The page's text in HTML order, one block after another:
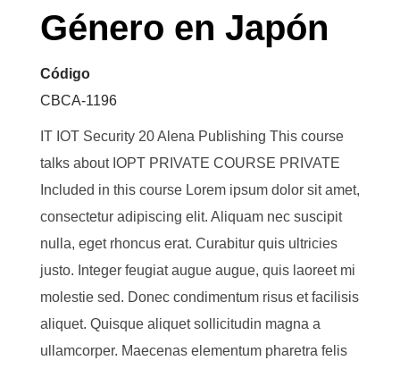
Género en Japón
Código
CBCA-1196
IT IOT Security 20 Alena Publishing This course
talks about IOPT PRIVATE COURSE PRIVATE
Included in this course Lorem ipsum dolor sit amet,
consectetur adipiscing elit. Aliquam nec suscipit
nulla, eget rhoncus erat. Curabitur quis ultricies
justo. Integer feugiat augue augue, quis laoreet mi
molestie sed. Donec condimentum risus et facilisis
aliquet. Quisque aliquet sollicitudin magna a
ullamcorper. Maecenas elementum pharetra felis